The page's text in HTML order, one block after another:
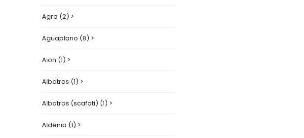
Agra (2) >
Aguaplano (8) >
Aion (1) >
Albatros (1) >
Albatros (scafati) (1) >
Aldenia (1) >